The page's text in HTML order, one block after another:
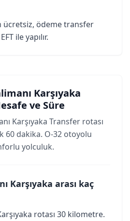
ücretsiz, ödeme transfer
ile yapılır.
Karşıyaka
ve Süre
Karşıyaka Transfer rotası
60 dakika. O-32 otoyolu
yolculuk.
Karşıyaka arası kaç
rotası 30 kilometre.